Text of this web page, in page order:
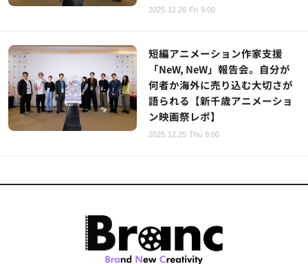
2025.12.26 Fri 9:00
短編アニメーション作家支援
「NeW, NeW」報告会。自分が
何者か海外に売り込む大切さが
語られる【新千歳アニメーショ
ン映画祭レポ】
2025.12.25 Thu 9:00